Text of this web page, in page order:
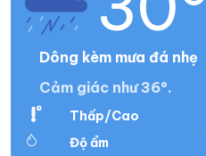
Dông kèm mưa đá nhẹ
Cảm giác như 36°.
Thấp/Cao
Độ ẩm